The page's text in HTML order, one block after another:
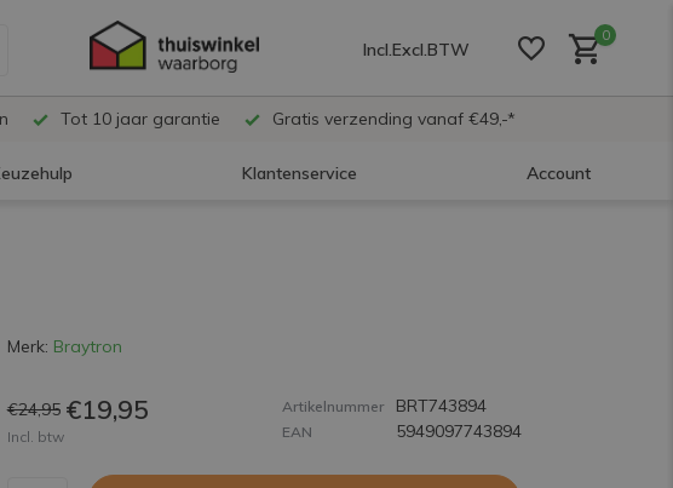
Incl.Excl.BTW
0
Tot 10 jaar garantie Gratis verzending vanaf €49,-*
Klantenservice Account
Merk: Braytron
€24,95 €19,95
Incl. btw
Artikelnummer BRT743894
EAN 5949097743894